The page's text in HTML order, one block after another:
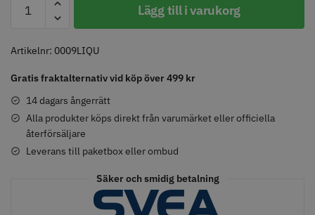
PERFECT
Shampoo
ml
mängd
Lägg till i varukorg
Artikelnr: 0009LIQU
Gratis fraktalternativ vid köp över 499 kr
14 dagars ångerrätt
Alla produkter köps direkt från varumärket eller officiella
återförsäljare
Leverans till paketbox eller ombud
Säker och smidig betalning
Comair toppapper vikta - 70 mm
x 50 mm - 500 st
Jaguar Pre Style Relax Slice 5.5
STORSÄLJARE